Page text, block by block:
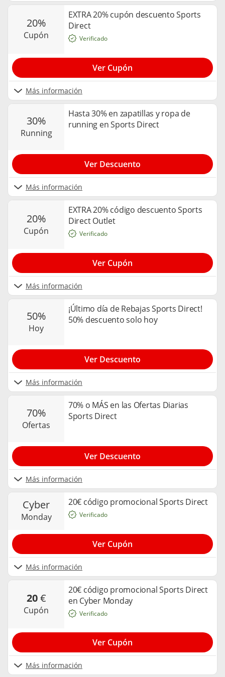
20%
cupón
EXTRA 20% cupón descuento Sports
Direct
Más información
Verificado
Ver Cupón
30%
running
Hasta 30% en zapatillas y ropa de
running en Sports Direct
Más información
Ver Descuento
20%
cupón
EXTRA 20% código descuento Sports
Direct Outlet
Más información
Verificado
Ver Cupón
50%
hoy
¡Último día de Rebajas Sports Direct!
50% descuento solo hoy
Más información
Ver Descuento
70%
ofertas
70% o MÁS en las Ofertas Diarias
Sports Direct
Más información
Ver Descuento
cyber
monday
20€ código promocional Sports Direct
Más información
Verificado
Ver Cupón
20€
cupón
20€ código promocional Sports Direct
en Cyber Monday
Más información
Verificado
Ver Cupón